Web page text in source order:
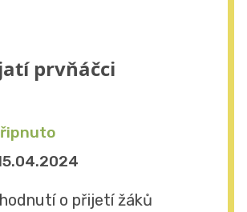
prvňáčci
o přijetí žáků